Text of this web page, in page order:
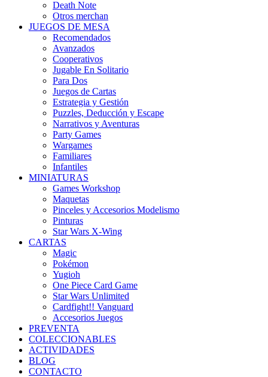
Death Note
Otros merchan
JUEGOS DE MESA
Recomendados
Avanzados
Cooperativos
Jugable En Solitario
Para Dos
Juegos de Cartas
Estrategia y Gestión
Puzzles, Deducción y Escape
Narrativos y Aventuras
Party Games
Wargames
Familiares
Infantiles
MINIATURAS
Games Workshop
Maquetas
Pinceles y Accesorios Modelismo
Pinturas
Star Wars X-Wing
CARTAS
Magic
Pokémon
Yugioh
One Piece Card Game
Star Wars Unlimited
Cardfight!! Vanguard
Accesorios Juegos
PREVENTA
COLECCIONABLES
ACTIVIDADES
BLOG
CONTACTO